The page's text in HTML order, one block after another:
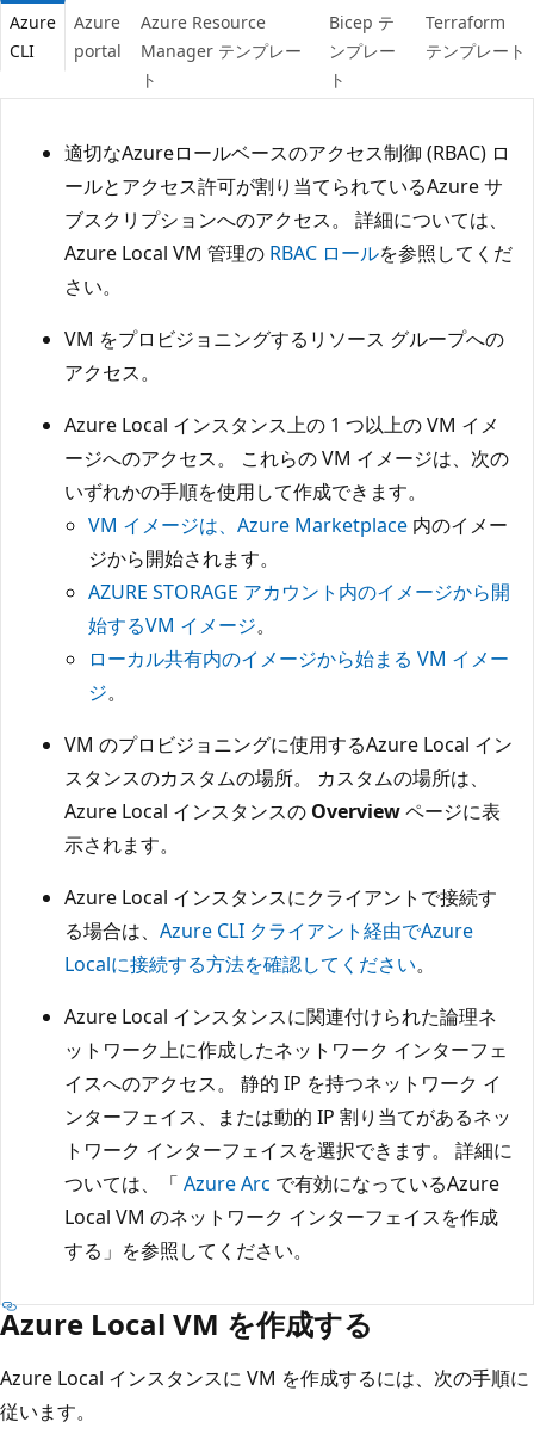
Azure
CLI
Azure
portal
Azure Resource
Manager テンプレー
ト
Bicep テ
ンプレー
ト
Terraform
テンプレート
適切なAzureロールベースのアクセス制御 (RBAC) ロ
ールとアクセス許可が割り当てられているAzure サ
ブスクリプションへのアクセス。 詳細については、
Azure Local VM 管理の RBAC ロールを参照してくだ
さい。
VM をプロビジョニングするリソース グループへの
アクセス。
Azure Local インスタンス上の 1 つ以上の VM イメ
ージへのアクセス。 これらの VM イメージは、次の
いずれかの手順を使用して作成できます。
VM イメージは、Azure Marketplace 内のイメー
ジから開始されます。
AZURE STORAGE アカウント内のイメージから開
始するVM イメージ。
ローカル共有内のイメージから始まる VM イメー
ジ。
VM のプロビジョニングに使用するAzure Local イン
スタンスのカスタムの場所。 カスタムの場所は、
Azure Local インスタンスの Overviewページに表
示されます。
Azure Local インスタンスにクライアントで接続す
る場合は、 Azure CLI クライアント経由でAzure
Localに接続する方法を確認してください。
Azure Local インスタンスに関連付けられた論理ネ
ットワーク上に作成したネットワーク インターフェ
イスへのアクセス。 静的 IP を持つネットワーク イ
ンターフェイス、または動的 IP 割り当てがあるネッ
トワーク インターフェイスを選択できます。 詳細に
ついては、「 Azure Arc で有効になっているAzure
Local VM のネットワーク インターフェイスを作成
する」を参照してください。
Azure Local VM を作成する
Azure Local インスタンスに VM を作成するには、次の手順に
従います。